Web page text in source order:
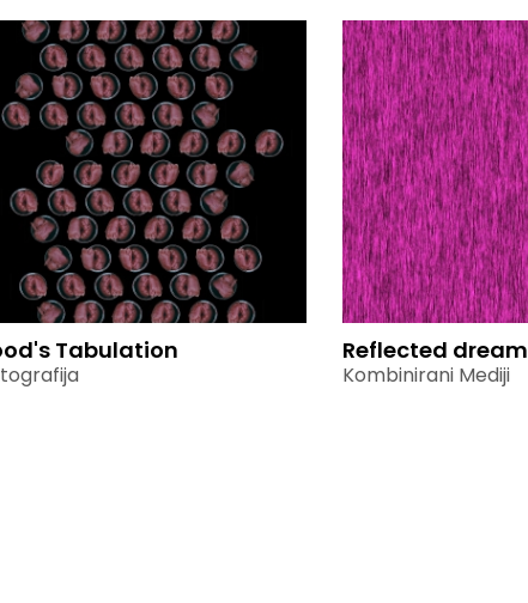
Tabulation Reflected dream
Kombinirani Mediji